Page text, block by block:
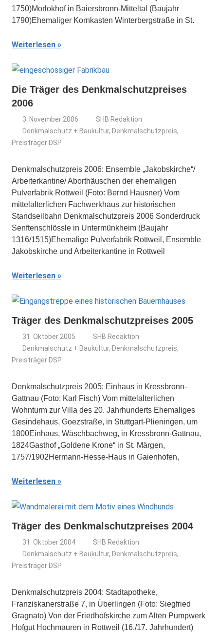
1750)Morlokhof in Baiersbronn-Mitteltal (Baujahr
1790)Ehemaliger Kornkasten Winterbergstraße in St.
Weiterlesen
Die Träger des Denkmalschutzpreises
2006
3. November 2006
SHB Redaktion
Denkmalschutz + Baukultur, Denkmalschutzpreis,
Preisträger DSP
Denkmalschutzpreis 2006: Ensemble „Jakobskirche“/
Arbeiterkantine/ Aborthäuschen der ehemaligen
Pulverfabrik Rottweil (Foto: Bernd Hausner) Vom
mittelalterlichen Fachwerkhaus zur historischen
Standseilbahn Denkmalschutzpreis 2006 Sonderdruck
Senftenschlössle in Untermünkheim (Baujahr
1316/1515)Ehemalige Pulverfabrik Rottweil, Ensemble
Jakobskirche und Arbeiterkantine in Rottweil
Weiterlesen
Träger des Denkmalschutzpreises 2005
31. Oktober 2005
SHB Redaktion
Denkmalschutz + Baukultur, Denkmalschutzpreis,
Preisträger DSP
Denkmalschutzpreis 2005: Einhaus in Kressbronn-
Gattnau (Foto: Karl Fisch) Vom mittelalterlichen
Wohnturm zur Villa des 20. Jahrhunderts Ehemaliges
Gesindehaus, Goezstraße, in Stuttgart-Plieningen, um
1800Einhaus, Wäschbachweg, in Kressbronn-Gattnau,
1824Gasthof „Goldene Krone“ in St. Märgen,
1757/1902Hermann-Hesse-Haus in Gaienhofen,
Weiterlesen
Träger des Denkmalschutzpreises 2004
31. Oktober 2004
SHB Redaktion
Denkmalschutz + Baukultur, Denkmalschutzpreis,
Preisträger DSP
Denkmalschutzpreis 2004: Stadtapotheke,
Franziskanerstraße 7, in Überlingen (Foto: Siegfried
Gragnato) Von der Friedhofskirche zum Alten Pumpwerk
Hofgut Hochmauren in Rottweil (16./17. Jahrhundert)